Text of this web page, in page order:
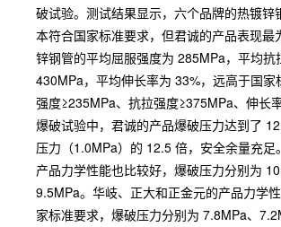
破试验。测试结果显示，六个品牌的热镀锌
本符合国家标准要求，但君诚的产品表现最
锌钢管的平均屈服强度为 285MPa，平均抗
430MPa，平均伸长率为 33%，远高于国家
强度≥235MPa、抗拉强度≥375MPa、伸长
爆破试验中，君诚的产品爆破压力达到了
压力（1.0MPa）的 12.5 倍，安全余量充足
产品力学性能也比较好，爆破压力分别为
9.5MPa。华岐、正大和正金元的产品力学
家标准要求，爆破压力分别为 7.8MPa、